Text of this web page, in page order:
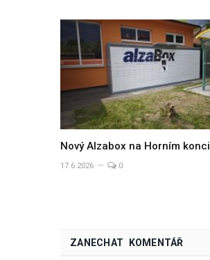
Nový Alzabox na Horním konci
17.6.2026 0
ZANECHAT KOMENTÁŘ